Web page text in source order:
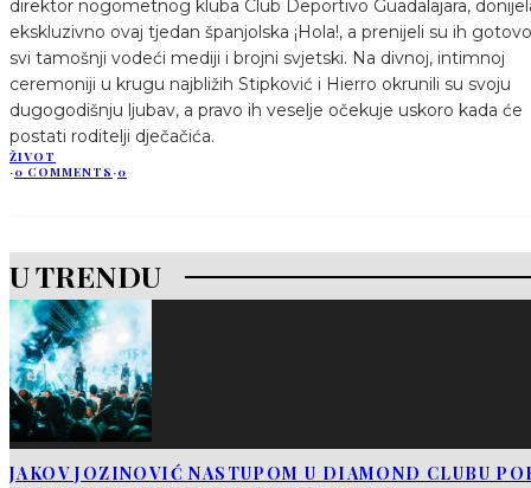
direktor nogometnog kluba Club Deportivo Guadalajara,
ekskluzivno ovaj tjedan španjolska ¡Hola!, a prenijeli su ih gotovo
svi tamošnji vodeći mediji i brojni svjetski. Na divnoj, intimnoj
ceremoniji u krugu najbližih Stipković i Hierro okrunili su svoju
dugogodišnju ljubav, a pravo ih veselje očekuje uskoro kada će
postati roditelji dječačića.
ŽIVOT
·0 COMMENTS ·0
U TRENDU
JAKOV JOZINOVIĆ NASTUPOM U DIAMOND CLUBU